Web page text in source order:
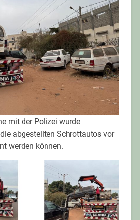
mit der Polizei wurde
abgestellten Schrottautos vor
werden können.